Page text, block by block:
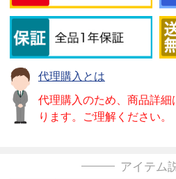
代理購入とは
代理購入のため、商品詳
ります。ご理解ください。
アイテム